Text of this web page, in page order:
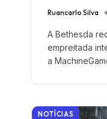
Ruancarlo Silva
A Bethesda
empreitada
a
NOTÍCIAS